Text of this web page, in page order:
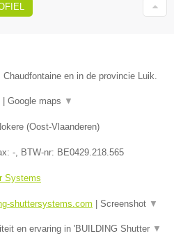
en in de provincie Luik.
Google maps ▼
(Oost-Vlaanderen)
- , BTW-nr: BE0429.218.565
Systems
shuttersystems.com Screenshot ▼
en ervaring in 'BUILDING Shutter ▼